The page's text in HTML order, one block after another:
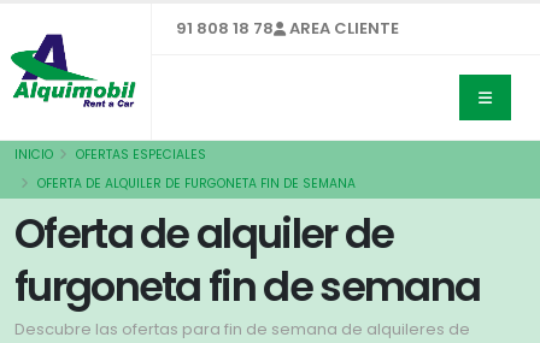
91 808 18 78 AREA CLIENTE
INICIO
OFERTAS ESPECIALES
OFERTA DE ALQUILER DE FURGONETA FIN DE SEMANA
Oferta de alquiler de
furgoneta fin de semana
Descubre las ofertas para fin de semana de alquileres de